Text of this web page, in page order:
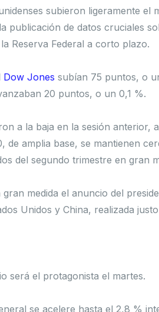
subieron ligeramente el
publicación de datos cruciales
Reserva Federal a corto plazo.
Dow Jones subían 75 puntos, o
20 puntos, o un 0,1 %.
a la baja en la sesión anterior,
amplia base, se mantienen
del segundo trimestre en gran
medida el anuncio del
Unidos y China, realizada
será el protagonista el martes.
se acelere hasta el 2,8 %